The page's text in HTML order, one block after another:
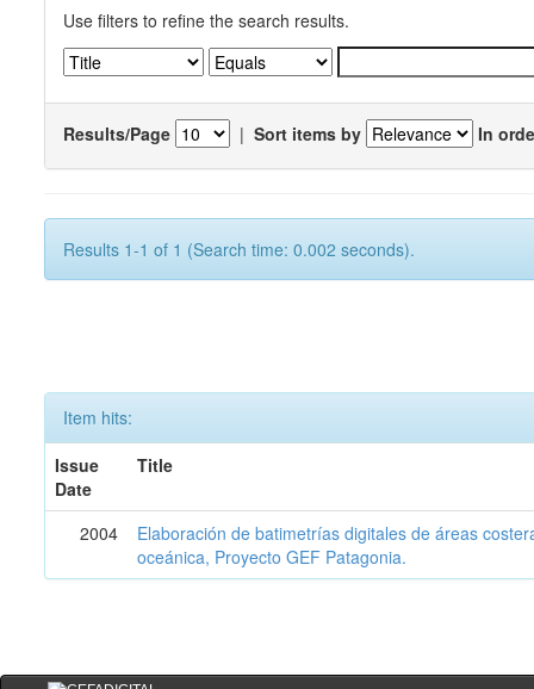
Use filters to refine the search results.
Results/Page | Sort items by In
Results 1-1 of 1 (Search time: 0.002 seconds).
Item hits:
Issue
Date
Title
2004
Elaboración de batimetrías digitales de áreas
oceánica, Proyecto GEF Patagonia.